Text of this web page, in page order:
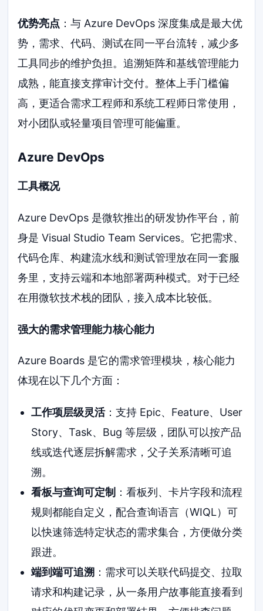
优势亮点 ：与 Azure DevOps 深度集成是最大优
势，需求、代码、测试在同一平台流转，减少多
工具同步的维护负担。追溯矩阵和基线管理能力
成熟，能直接支撑审计交付。整体上手门槛偏
高，更适合需求工程师和系统工程师日常使用，
对小团队或轻量项目管理可能偏重。
Azure DevOps
工具概况
Azure DevOps 是微软推出的研发协作平台，前
身是 Visual Studio Team Services。它把需求、
代码仓库、构建流水线和测试管理放在同一套服
务里，支持云端和本地部署两种模式。对于已经
在用微软技术栈的团队，接入成本比较低。
强大的需求管理能力核心能力
Azure Boards 是它的需求管理模块，核心能力
体现在以下几个方面：
工作项层级灵活：支持 Epic、Feature、User
Story、Task、Bug 等层级，团队可以按产品
线或迭代逐层拆解需求，父子关系清晰可追
溯。
看板与查询可定制 ：看板列、卡片字段和流程
规则都能自定义，配合查询语言（WIQL）可
以快速筛选特定状态的需求集合，方便做分类
跟进。
端到端可追溯 ：需求可以关联代码提交、拉取
请求和构建记录，从一条用户故事能直接看到